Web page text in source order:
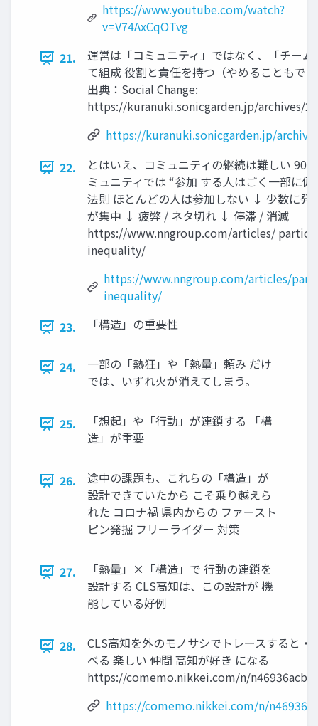
https://www.youtube.com/watch?
v=V74AxCqOTvg
21.
運営は「コミュニティ」ではなく、「チーム
て組成 役割と責任を持つ（やめることもで
出典：Social Change:
https://kuranuki.sonicgarden.jp/archives/
https://kuranuki.sonicgarden.jp/
22.
とはいえ、コミュニティの継続は難しい 90
ミュニティでは “参加 する人はごく一部に偏
法則 ほとんどの人は参加しない ↓ 少数に発
が集中 ↓ 疲弊 / ネタ切れ ↓ 停滞 / 消滅
https://www.nngroup.com/articles/
inequality/
https://www.nngroup.com/articles/
inequality/
23.
「構造」の重要性
24.
一部の「熱狂」や「熱量」頼み だけ
では、いずれ火が消えてしまう。
25.
「想起」や「行動」が連鎖する 「構
造」が重要
26.
途中の課題も、これらの「構造」が
設計できていたから こそ乗り越えら
れた コロナ禍 県内からの ファースト
ピン発掘 フリーライダー 対策
27.
「熱量」×「構造」で 行動の連鎖を
設計する CLS高知は、この設計が 機
能している好例
28.
CLS高知を外のモノサシでトレースすると・
べる 楽しい 仲間 高知が好き になる
https://comemo.nikkei.com/n/
https://comemo.nikkei.com/n/